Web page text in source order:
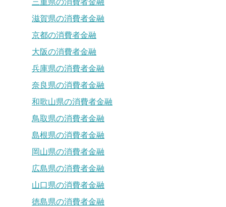
三重県の消費者金融
滋賀県の消費者金融
京都の消費者金融
大阪の消費者金融
兵庫県の消費者金融
奈良県の消費者金融
和歌山県の消費者金融
鳥取県の消費者金融
島根県の消費者金融
岡山県の消費者金融
広島県の消費者金融
山口県の消費者金融
徳島県の消費者金融